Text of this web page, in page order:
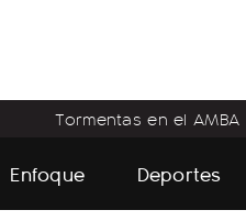
Tormentas en el AMBA
Enfoque Deportes